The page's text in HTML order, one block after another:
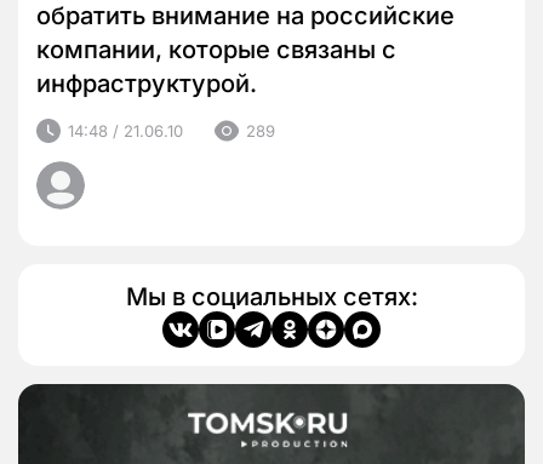
обратить внимание на российские
компании, которые связаны с
инфраструктурой.
14:48 / 21.06.10 289
Мы в социальных сетях: